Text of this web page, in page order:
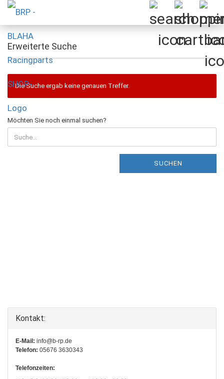
Erweiterte Suche
Die Suche ergab keine genauen Treffer.
MÖCHTEN
SIE
NOCH
EINMAL
Möchten Sie noch einmal suchen?
SUCHEN
Kontakt:
E-Mail: info@b-rp.de
Telefon: 05676 3630343
Telefonzeiten: